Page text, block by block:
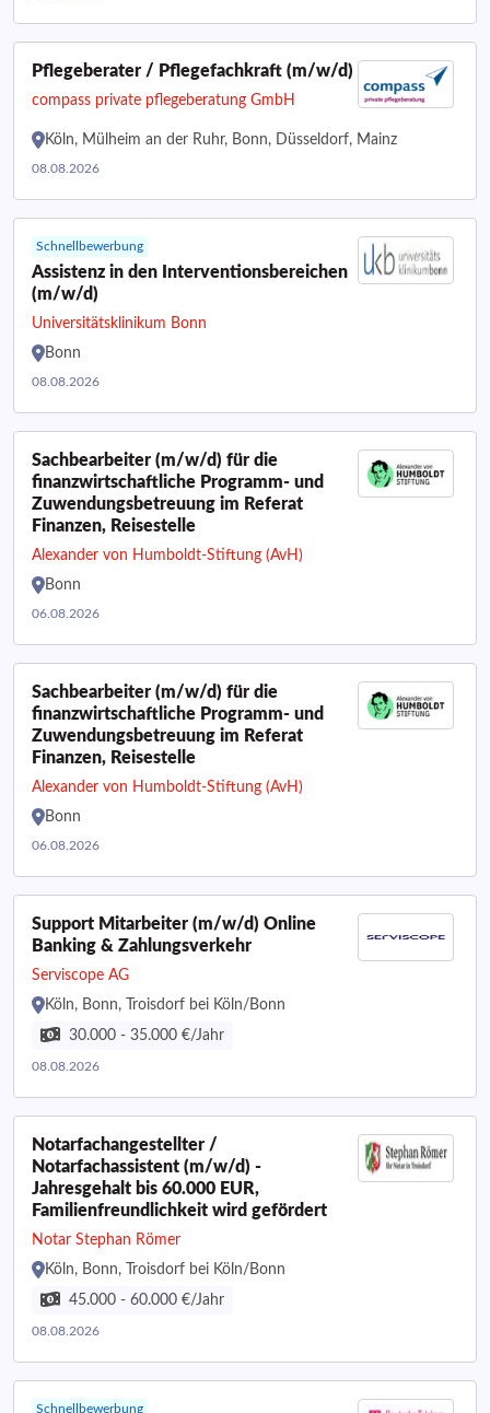
Pflegeberater / Pflegefachkraft (m/w/d)
compass private pflegeberatung GmbH
Köln, Mülheim an der Ruhr, Bonn, Düsseldorf, Mainz
08.08.2026
Schnellbewerbung
Assistenz in den Interventionsbereichen
(m/w/d)
Universitätsklinikum Bonn
Bonn
08.08.2026
Sachbearbeiter (m/w/d) für die
finanzwirtschaftliche Programm- und
Zuwendungsbetreuung im Referat
Finanzen, Reisestelle
Alexander von Humboldt-Stiftung (AvH)
Bonn
06.08.2026
Sachbearbeiter (m/w/d) für die
finanzwirtschaftliche Programm- und
Zuwendungsbetreuung im Referat
Finanzen, Reisestelle
Alexander von Humboldt-Stiftung (AvH)
Bonn
06.08.2026
Support Mitarbeiter (m/w/d) Online
Banking & Zahlungsverkehr
Serviscope AG
Köln, Bonn, Troisdorf bei Köln/Bonn
30.000 - 35.000 €/Jahr
08.08.2026
Notarfachangestellter /
Notarfachassistent (m/w/d) -
Jahresgehalt bis 60.000 EUR,
Familienfreundlichkeit wird gefördert
Notar Stephan Römer
Köln, Bonn, Troisdorf bei Köln/Bonn
45.000 - 60.000 €/Jahr
08.08.2026
Schnellbewerbung